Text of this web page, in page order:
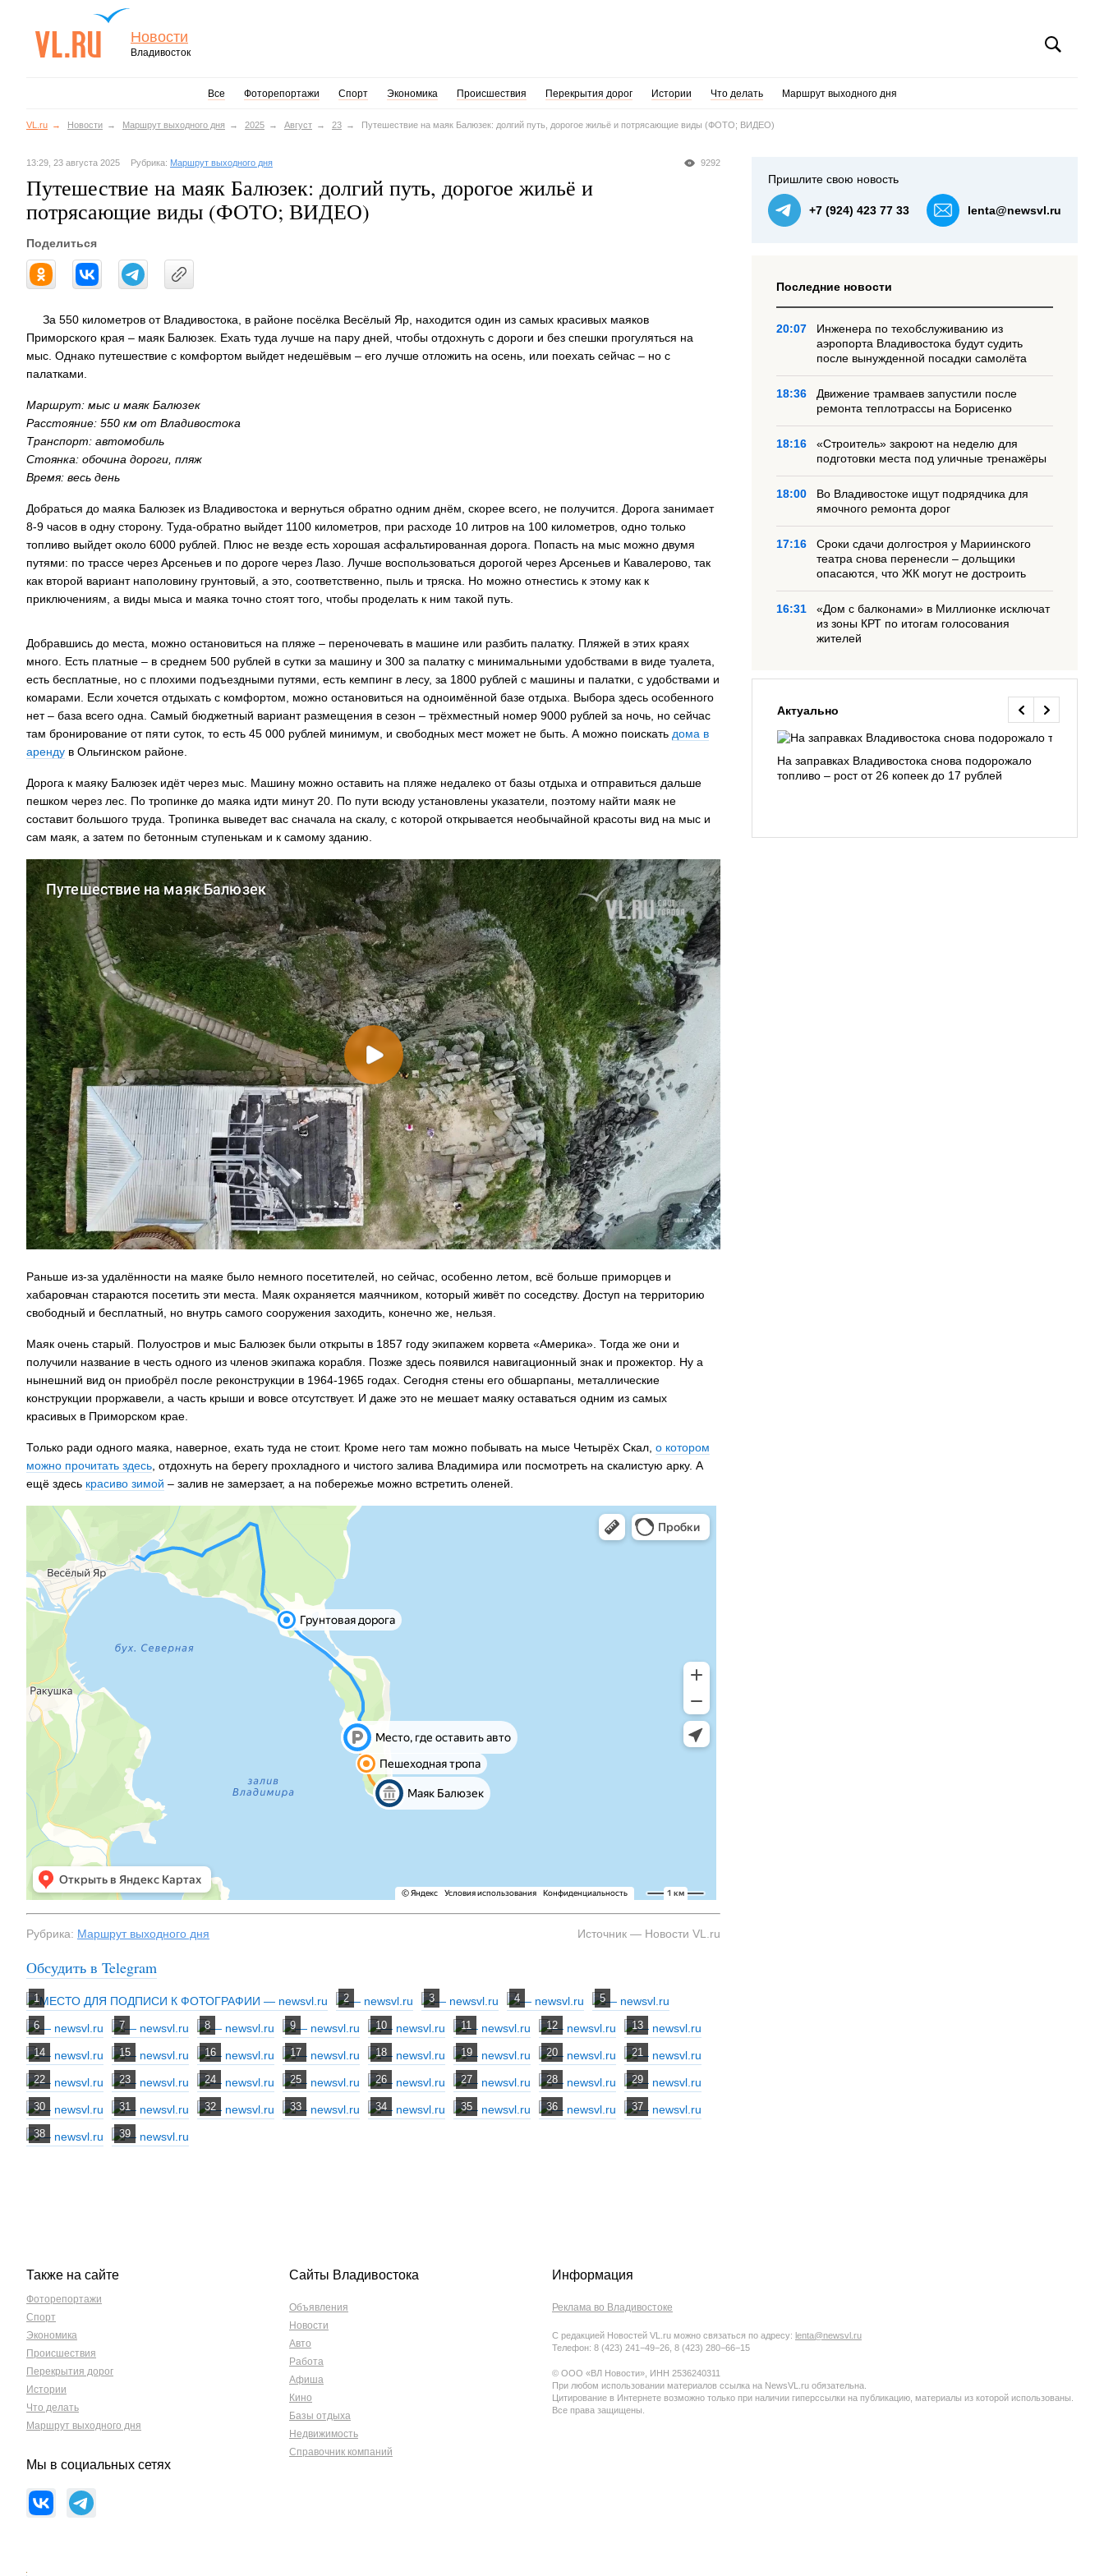
Новости
Владивосток
Все Фоторепортажи Спорт Экономика Происшествия Перекрытия дорог Истории Что делать Маршрут выходного дня
VL.ru Новости Маршрут выходного дня 2025 Август 23 Путешествие на маяк Балюзек: долгий путь, дорогое жильё и потрясающие виды (ФОТО; ВИДЕО)
9292
13:29, 23 августа 2025 Рубрика: Маршрут выходного дня
Путешествие на маяк Балюзек: долгий путь, дорогое жильё и
потрясающие виды (ФОТО; ВИДЕО)
Поделиться
За 550 километров от Владивостока, в районе посёлка Весёлый Яр, находится один из самых красивых маяков
Приморского края – маяк Балюзек. Ехать туда лучше на пару дней, чтобы отдохнуть с дороги и без спешки прогуляться на
мыс. Однако путешествие с комфортом выйдет недешёвым – его лучше отложить на осень, или поехать сейчас – но с
палатками.
Маршрут: мыс и маяк Балюзек
Расстояние: 550 км от Владивостока
Транспорт: автомобиль
Стоянка: обочина дороги, пляж
Время: весь день
Добраться до маяка Балюзек из Владивостока и вернуться обратно одним днём, скорее всего, не получится. Дорога занимает
8-9 часов в одну сторону. Туда-обратно выйдет 1100 километров, при расходе 10 литров на 100 километров, одно только
топливо выйдет около 6000 рублей. Плюс не везде есть хорошая асфальтированная дорога. Попасть на мыс можно двумя
путями: по трассе через Арсеньев и по дороге через Лазо. Лучше воспользоваться дорогой через Арсеньев и Кавалерово, так
как второй вариант наполовину грунтовый, а это, соответственно, пыль и тряска. Но можно отнестись к этому как к
приключениям, а виды мыса и маяка точно стоят того, чтобы проделать к ним такой путь.
Добравшись до места, можно остановиться на пляже – переночевать в машине или разбить палатку. Пляжей в этих краях
много. Есть платные – в среднем 500 рублей в сутки за машину и 300 за палатку с минимальными удобствами в виде туалета,
есть бесплатные, но с плохими подъездными путями, есть кемпинг в лесу, за 1800 рублей с машины и палатки, с удобствами и
комарами. Если хочется отдыхать с комфортом, можно остановиться на одноимённой базе отдыха. Выбора здесь особенного
нет – база всего одна. Самый бюджетный вариант размещения в сезон – трёхместный номер 9000 рублей за ночь, но сейчас
там бронирование от пяти суток, то есть 45 000 рублей минимум, и свободных мест может не быть. А можно поискать дома в
аренду в Ольгинском районе.
Дорога к маяку Балюзек идёт через мыс. Машину можно оставить на пляже недалеко от базы отдыха и отправиться дальше
пешком через лес. По тропинке до маяка идти минут 20. По пути всюду установлены указатели, поэтому найти маяк не
составит большого труда. Тропинка выведет вас сначала на скалу, с которой открывается необычайной красоты вид на мыс и
сам маяк, а затем по бетонным ступенькам и к самому зданию.
Раньше из-за удалённости на маяке было немного посетителей, но сейчас, особенно летом, всё больше приморцев и
хабаровчан стараются посетить эти места. Маяк охраняется маячником, который живёт по соседству. Доступ на территорию
свободный и бесплатный, но внутрь самого сооружения заходить, конечно же, нельзя.
Маяк очень старый. Полуостров и мыс Балюзек были открыты в 1857 году экипажем корвета «Америка». Тогда же они и
получили название в честь одного из членов экипажа корабля. Позже здесь появился навигационный знак и прожектор. Ну а
нынешний вид он приобрёл после реконструкции в 1964-1965 годах. Сегодня стены его обшарпаны, металлические
конструкции проржавели, а часть крыши и вовсе отсутствует. И даже это не мешает маяку оставаться одним из самых
красивых в Приморском крае.
Только ради одного маяка, наверное, ехать туда не стоит. Кроме него там можно побывать на мысе Четырёх Скал, о котором
можно прочитать здесь, отдохнуть на берегу прохладного и чистого залива Владимира или посмотреть на скалистую арку. А
ещё здесь красиво зимой – залив не замерзает, а на побережье можно встретить оленей.
Рубрика: Маршрут выходного дня Источник — Новости VL.ru
Обсудить в Telegram
Пришлите свою новость
+7 (924) 423 77 33 lenta@newsvl.ru
Последние новости
20:07
Инженера по техобслуживанию из
аэропорта Владивостока будут судить
после вынужденной посадки самолёта
18:36
Движение трамваев запустили после
ремонта теплотрассы на Борисенко
18:16
«Строитель» закроют на неделю для
подготовки места под уличные тренажёры
18:00
Во Владивостоке ищут подрядчика для
ямочного ремонта дорог
17:16
Сроки сдачи долгостроя у Мариинского
театра снова перенесли – дольщики
опасаются, что ЖК могут не достроить
16:31
«Дом с балконами» в Миллионке исключат
из зоны КРТ по итогам голосования
жителей
Актуально
На заправках Владивостока снова подорожало
топливо – рост от 26 копеек до 17 рублей
Также на сайте
Фоторепортажи
Спорт
Экономика
Происшествия
Перекрытия дорог
Истории
Что делать
Маршрут выходного дня
Мы в социальных сетях
Сайты Владивостока
Объявления
Новости
Авто
Работа
Афиша
Кино
Базы отдыха
Недвижимость
Справочник компаний
Информация
Реклама во Владивостоке
С редакцией Новостей VL.ru можно связаться по адресу: lenta@newsvl.ru
Телефон: 8 (423) 241−49−26, 8 (423) 280−66−15
© ООО «ВЛ Новости», ИНН 2536240311
При любом использовании материалов ссылка на NewsVL.ru обязательна.
Цитирование в Интернете возможно только при наличии гиперссылки на публикацию, материалы из которой использованы.
Все права защищены.